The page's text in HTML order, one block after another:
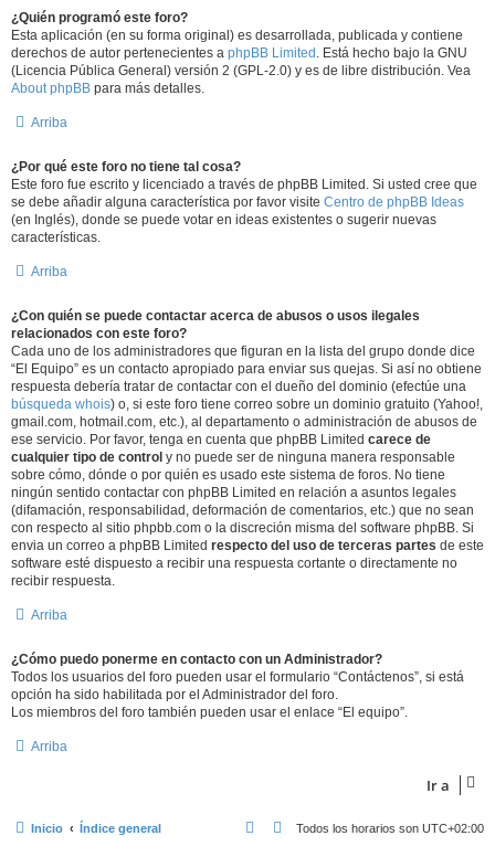
¿Quién programó este foro?
Esta aplicación (en su forma original) es desarrollada, publicada y contiene
derechos de autor pertenecientes a phpBB Limited . Está hecho bajo la GNU
(Licencia Pública General) versión 2 (GPL-2.0) y es de libre distribución. Vea
About phpBB para más detalles.
Arriba
¿Por qué este foro no tiene tal cosa?
Este foro fue escrito y licenciado a través de phpBB Limited. Si usted cree que
se debe añadir alguna característica por favor visite Centro de phpBB Ideas
(en Inglés), donde se puede votar en ideas existentes o sugerir nuevas
características.
Arriba
¿Con quién se puede contactar acerca de abusos o usos ilegales
relacionados con este foro?
Cada uno de los administradores que figuran en la lista del grupo donde dice
“El Equipo” es un contacto apropiado para enviar sus quejas. Si así no obtiene
respuesta debería tratar de contactar con el dueño del dominio (efectúe una
búsqueda whois) o, si este foro tiene correo sobre un dominio gratuito (Yahoo!,
gmail.com, hotmail.com, etc.), al departamento o administración de abusos de
ese servicio. Por favor, tenga en cuenta que phpBB Limited carece de
cualquier tipo de control y no puede ser de ninguna manera responsable
sobre cómo, dónde o por quién es usado este sistema de foros. No tiene
ningún sentido contactar con phpBB Limited en relación a asuntos legales
(difamación, responsabilidad, deformación de comentarios, etc.) que no sean
con respecto al sitio phpbb.com o la discreción misma del software phpBB. Si
envia un correo a phpBB Limited respecto del uso de terceras partes de este
software esté dispuesto a recibir una respuesta cortante o directamente no
recibir respuesta.
Arriba
¿Cómo puedo ponerme en contacto con un Administrador?
Todos los usuarios del foro pueden usar el formulario “Contáctenos”, si está
opción ha sido habilitada por el Administrador del foro.
Los miembros del foro también pueden usar el enlace “El equipo”.
Arriba
Ir a
Inicio Índice general Todos los horarios son UTC+02:00